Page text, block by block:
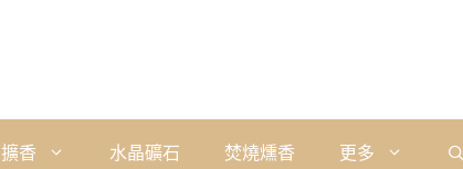
擴香 水晶礦石 焚燒燻香 更多